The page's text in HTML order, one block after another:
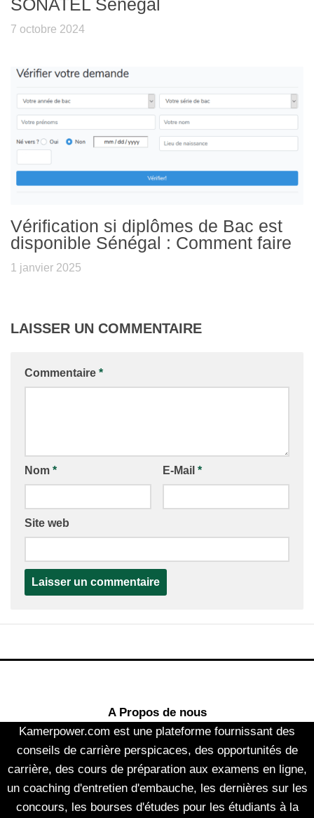
7 octobre 2024
Vérification si diplômes de Bac est
disponible Sénégal : Comment faire
1 janvier 2025
LAISSER UN COMMENTAIRE
Commentaire *
Nom * E-Mail *
Site web
A Propos de nous
Kamerpower.com est une plateforme fournissant des
conseils de carrière perspicaces, des opportunités de
carrière, des cours de préparation aux examens en ligne,
un coaching d'entretien d'embauche, les dernières sur les
concours, les bourses d'études pour les étudiants à la